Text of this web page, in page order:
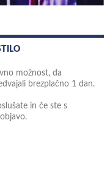
možnost, da
brezplačno 1 dan.
in če ste s